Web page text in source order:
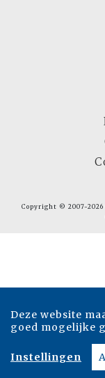
Copyright © 2007-
Deze website
goed mogelijke
Instellingen